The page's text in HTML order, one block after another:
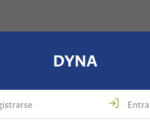
DYNA